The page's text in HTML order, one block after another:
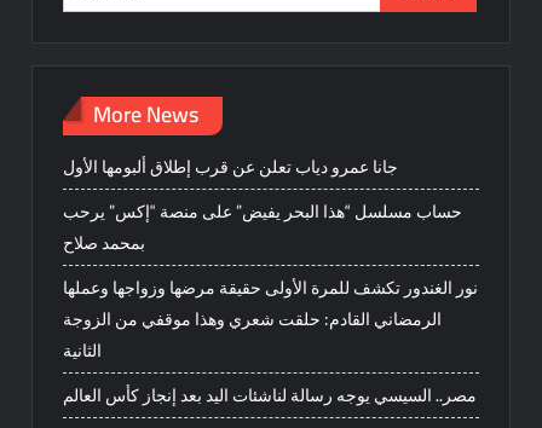
for:
More News
جانا عمرو دياب تعلن عن قرب إطلاق ألبومها الأول
حساب مسلسل “هذا البحر يفيض” على منصة “إكس” يرحب
بمحمد صلاح
نور الغندور تكشف للمرة الأولى حقيقة مرضها وزواجها وعملها
الرمضاني القادم: حلقت شعري وهذا موقفي من الزوجة
الثانية
مصر.. السيسي يوجه رسالة لناشئات اليد بعد إنجاز كأس العالم